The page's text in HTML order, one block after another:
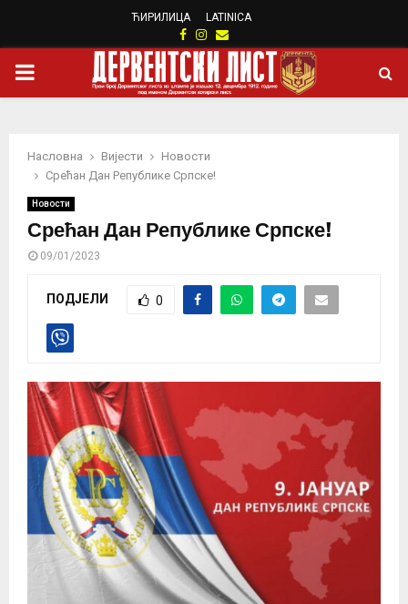
ЋИРИЛИЦА LATINICA
Facebook
Instagram
Email
PRIMARY
Насловна Вијести
Новости
Срећан Дан Републике Српске!
Новости
Срећан Дан Републике Српске!
09/01/2023
ПОДЈЕЛИ 0